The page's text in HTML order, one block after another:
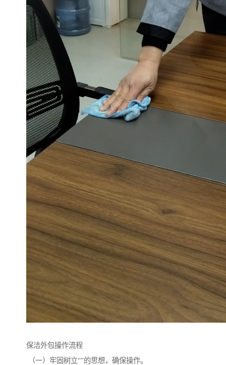
保洁外包操作流程
（一）牢固树立“”的思想，确保操作。